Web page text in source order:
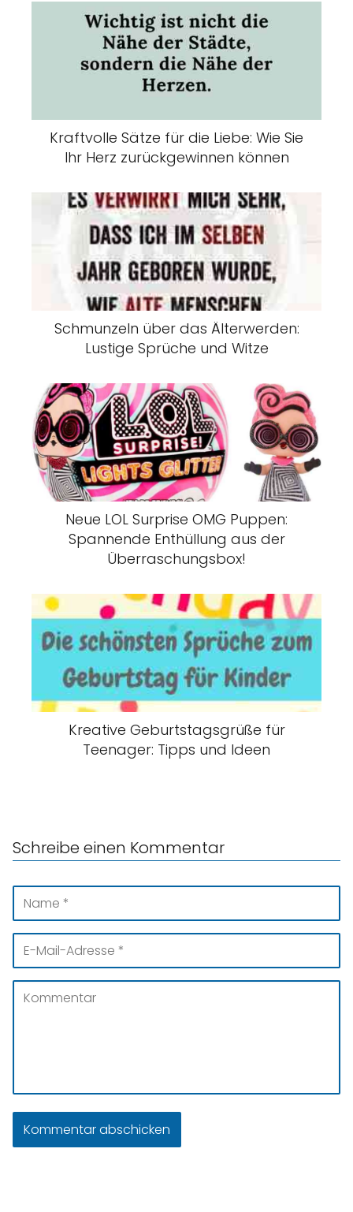
Kraftvolle Sätze für die Liebe: Wie Sie
Ihr Herz zurückgewinnen können
Schmunzeln über das Älterwerden:
Lustige Sprüche und Witze
Neue LOL Surprise OMG Puppen:
Spannende Enthüllung aus der
Überraschungsbox!
Kreative Geburtstagsgrüße für
Teenager: Tipps und Ideen
Schreibe einen Kommentar